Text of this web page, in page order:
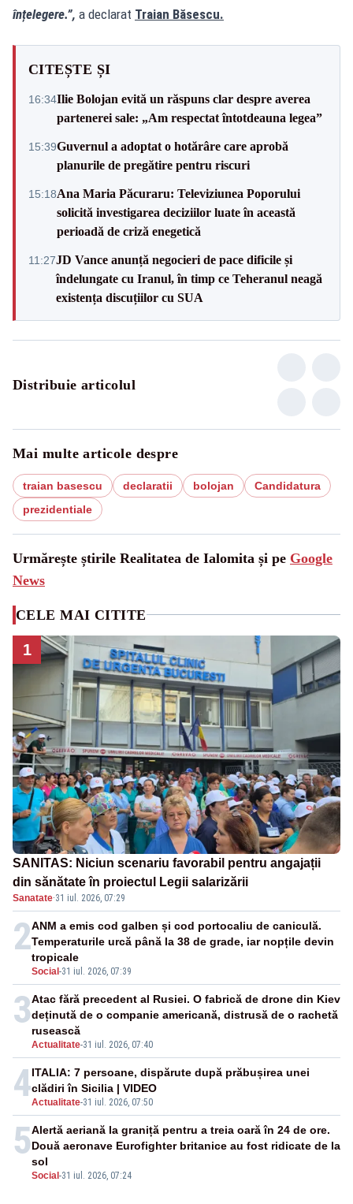
înțelegere.”, a declarat Traian Băsescu.
CITEȘTE ȘI
16:34Ilie Bolojan evită un răspuns clar despre averea
partenerei sale: „Am respectat întotdeauna legea”
15:39Guvernul a adoptat o hotărâre care aprobă
planurile de pregătire pentru riscuri
15:18Ana Maria Păcuraru: Televiziunea Poporului
solicită investigarea deciziilor luate în această
perioadă de criză enegetică
11:27JD Vance anunță negocieri de pace dificile și
îndelungate cu Iranul, în timp ce Teheranul neagă
existența discuțiilor cu SUA
Distribuie articolul
Mai multe articole despre
traian basescu declaratii bolojan
Candidatura
prezidentiale
Urmărește știrile Realitatea de Ialomita și pe Google
News
CELE MAI CITITE
1
SANITAS: Niciun scenariu favorabil pentru angajații
din sănătate în proiectul Legii salarizării
Sanatate·31 iul. 2026, 07:29
2
Social -31 iul. 2026, 07:39
ANM a emis cod galben și cod portocaliu de caniculă.
Temperaturile urcă până la 38 de grade, iar nopțile devin
tropicale
3
Actualitate-31 iul. 2026, 07:40
Atac fără precedent al Rusiei. O fabrică de drone din Kiev
deținută de o companie americană, distrusă de o rachetă
rusească
4Actualitate-31 iul. 2026, 07:50
ITALIA: 7 persoane, dispărute după prăbușirea unei
clădiri în Sicilia | VIDEO
5
Social -31 iul. 2026, 07:24
Alertă aeriană la graniță pentru a treia oară în 24 de ore.
Două aeronave Eurofighter britanice au fost ridicate de la
sol